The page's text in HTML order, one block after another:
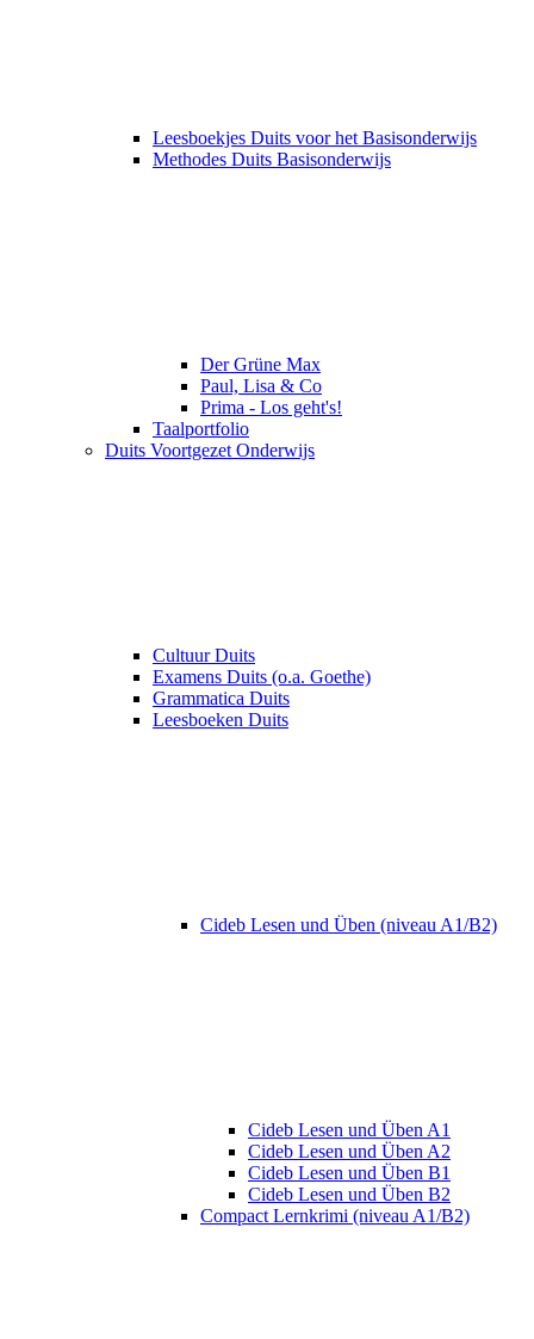
Leesboekjes Duits voor het Basisonderwijs
Methodes Duits Basisonderwijs
Der Grüne Max
Paul, Lisa & Co
Prima - Los geht's!
Taalportfolio
Duits Voortgezet Onderwijs
Cultuur Duits
Examens Duits (o.a. Goethe)
Grammatica Duits
Leesboeken Duits
Cideb Lesen und Üben (niveau A1/B2)
Cideb Lesen und Üben A1
Cideb Lesen und Üben A2
Cideb Lesen und Üben B1
Cideb Lesen und Üben B2
Compact Lernkrimi (niveau A1/B2)